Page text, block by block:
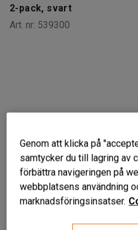
2-pack, svart
Art. nr: 539300
Genom att klicka på
samtycker du till lagring av
förbättra navigeringen på
webbplatsens användning
marknadsföringsinsatser.